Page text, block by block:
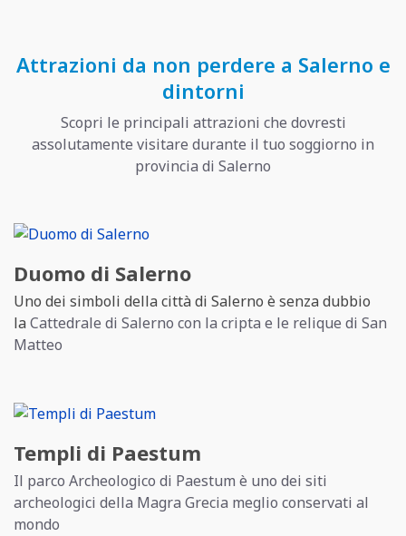
Attrazioni da non perdere a Salerno e
dintorni
Scopri le principali attrazioni che dovresti
assolutamente visitare durante il tuo soggiorno in
provincia di Salerno
Duomo di Salerno
Uno dei simboli della città di Salerno è senza dubbio
laCattedrale di Salerno con la cripta e le relique di San
Matteo
Templi di Paestum
Il parco Archeologico di Paestum è uno dei siti
archeologici della Magra Grecia meglio conservati al
mondo